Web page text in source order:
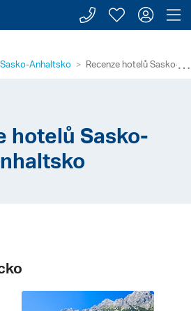
Zavolejte
Moje
⋯
Sasko-Anhaltsko Recenze hotelů Sasko-
hotelů Sasko-